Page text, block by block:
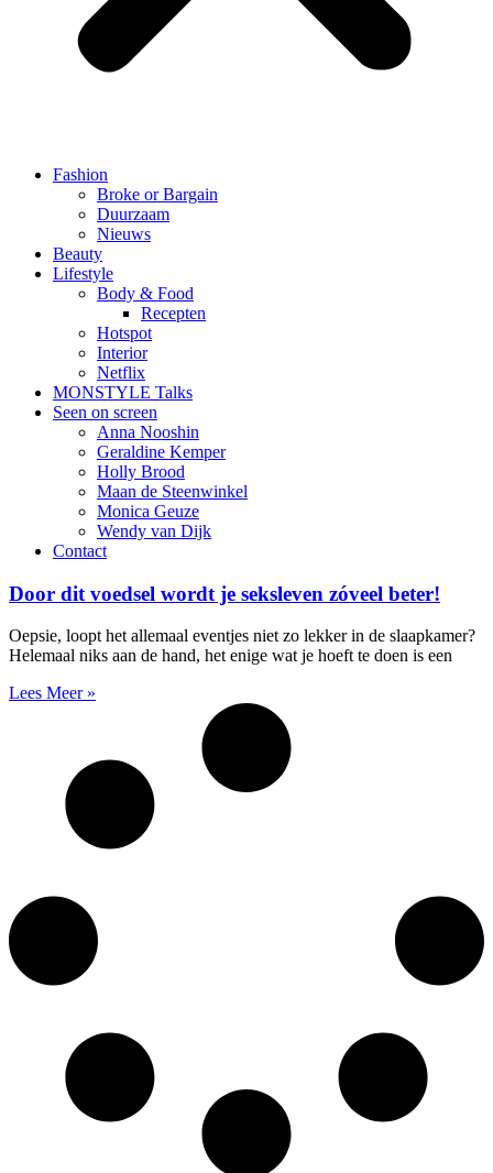
Fashion
Broke or Bargain
Duurzaam
Nieuws
Beauty
Lifestyle
Body & Food
Recepten
Hotspot
Interior
Netflix
MONSTYLE Talks
Seen on screen
Anna Nooshin
Geraldine Kemper
Holly Brood
Maan de Steenwinkel
Monica Geuze
Wendy van Dijk
Contact
Door dit voedsel wordt je seksleven zóveel beter!
Oepsie, loopt het allemaal eventjes niet zo lekker in de slaapkamer?
Helemaal niks aan de hand, het enige wat je hoeft te doen is een
Lees Meer »